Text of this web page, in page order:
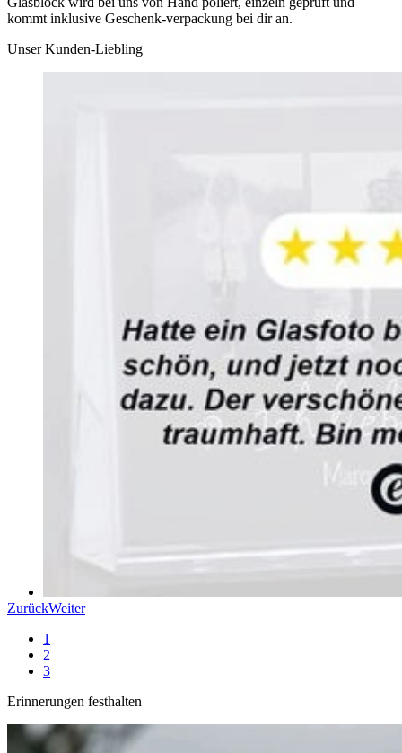
kommt inklusive Geschenk-verpackung bei dir an.
Unser Kunden-Liebling
ZurückWeiter
1
2
3
Erinnerungen festhalten